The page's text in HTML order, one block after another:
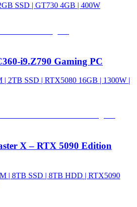
SSD | GT730 4GB | 400W
i9.Z790 Gaming PC
2TB SSD | RTX5080 16GB | 1300W |
X – RTX 5090 Edition
| 8TB SSD | 8TB HDD | RTX5090